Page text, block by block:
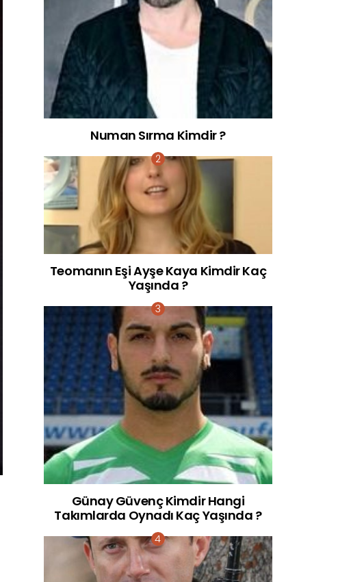
Numan Sırma Kimdir ?
Teomanın Eşi Ayşe Kaya Kimdir Kaç
Yaşında ?
Günay Güvenç Kimdir Hangi
Takımlarda Oynadı Kaç Yaşında ?